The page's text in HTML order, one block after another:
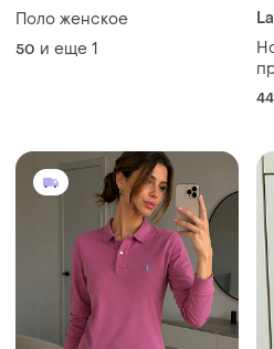
Поло женское
50 и еще 1
44